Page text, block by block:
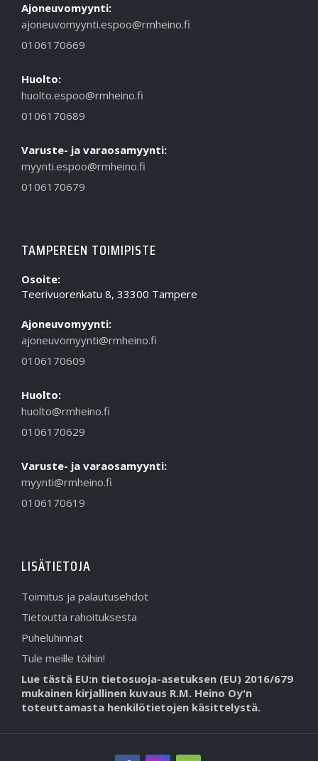
Ajoneuvomyynti:
ajoneuvomyynti.espoo@rmheino.fi
0106170669
Huolto:
huolto.espoo@rmheino.fi
0106170689
Varuste- ja varaosamyynti:
myynti.espoo@rmheino.fi
0106170679
TAMPEREEN TOIMIPISTE
Osoite:
Teerivuorenkatu 8, 33300 Tampere
Ajoneuvomyynti:
ajoneuvomyynti@rmheino.fi
0106170609
Huolto:
huolto@rmheino.fi
0106170629
Varuste- ja varaosamyynti:
myynti@rmheino.fi
0106170619
LISÄTIETOJA
Toimitus ja palautusehdot
Tietoutta rahoituksesta
Puheluhinnat
Tule meille töihin!
Lue tästä EU:n tietosuoja-asetuksen (EU) 2016/679
mukainen kirjallinen kuvaus R.M. Heino Oy'n
toteuttamasta henkilötietojen käsittelystä.